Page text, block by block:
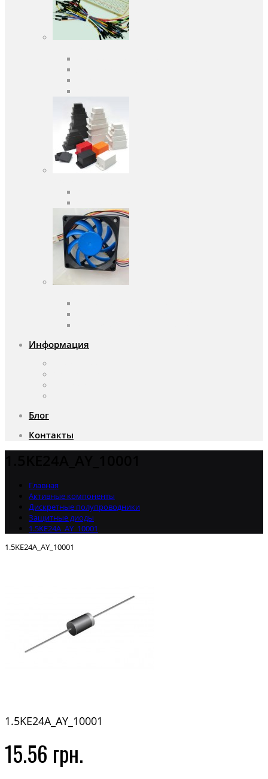
Информация
Блог
Контакты
Главная
Активные компоненты
Дискретные полупроводники
Защитные диоды
1.5KE24A_AY_10001
1.5KE24A_AY_10001
1.5KE24A_AY_10001
15.56 грн.